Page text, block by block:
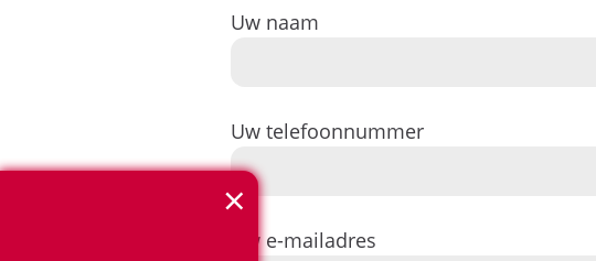
Uw naam
Uw telefoonnummer
Uw e-mailadres
×